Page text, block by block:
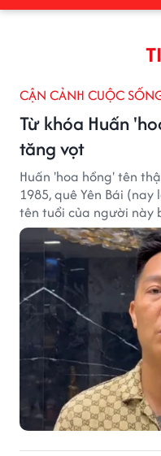
CẬN CẢNH CUỘC
Từ khóa Huấn
tăng vọt
Huấn 'hoa hồng' tên
1985, quê Yên Bái
tên tuổi của người
vọt.